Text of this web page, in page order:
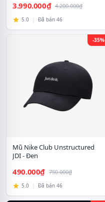
3.990.000₫ 4.200.000₫
5.0 | Đã bán 46
-35%
Mũ Nike Club Unstructured
JDI - Đen
490.000₫ 750.000₫
5.0 | Đã bán 46